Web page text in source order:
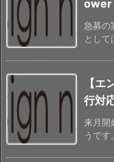
ower
急募の
として
【
行対
来月開
うです